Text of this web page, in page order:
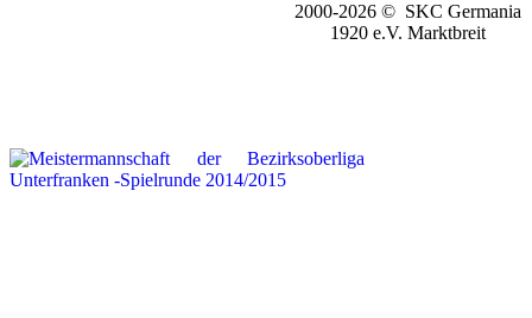
2000-2026 © SKC Germania
1920 e.V. Marktbreit